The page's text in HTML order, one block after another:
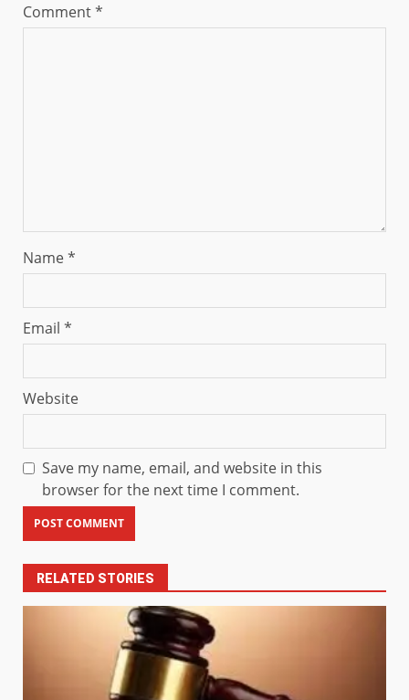
Comment*
Name*
Email *
Website
Save my name, email, and website in this
browser for the next time I comment.
RELATED STORIES